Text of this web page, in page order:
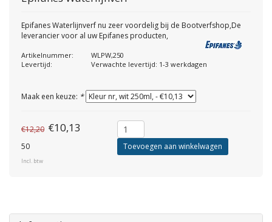
Epifanes Waterlijnverf nu zeer voordelig bij de Bootverfshop,De
leverancier voor al uw Epifanes producten,
Artikelnummer:
WLPW,250
Levertijd:
Verwachte levertijd: 1-3 werkdagen
Maak een keuze: *
€12,20 €10,13
50
Incl. btw
Toevoegen aan winkelwagen